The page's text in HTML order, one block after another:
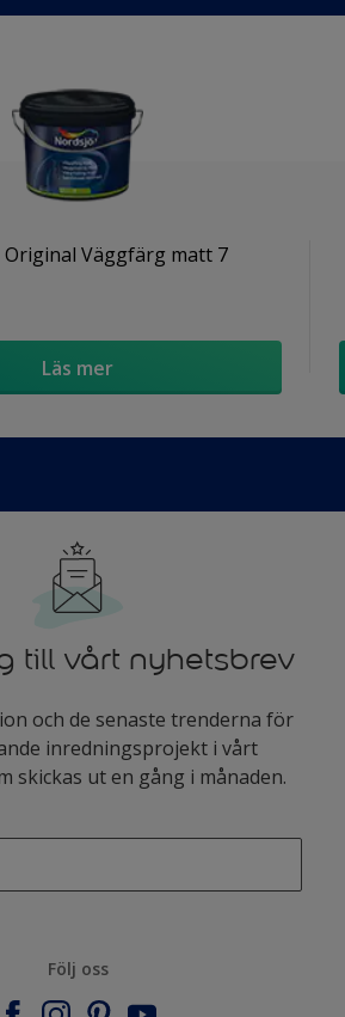
Väggfärg matt 7
Läs mer
till vårt nyhetsbrev
och de senaste trenderna för
inredningsprojekt i vårt
skickas ut en gång i månaden.
Följ oss